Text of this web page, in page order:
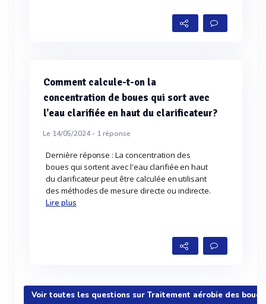
Comment calcule-t-on la
concentration de boues qui sort avec
l'eau clarifiée en haut du clarificateur?
Le 14/05/2024 - 1réponse
Dernière réponse : La concentration des
boues qui sortent avec l'eau clarifiée en haut
du clarificateur peut être calculée en utilisant
des méthodes de mesure directe ou indirecte.
Lire plus
Voir toutes les questions sur Traitement aérobie des